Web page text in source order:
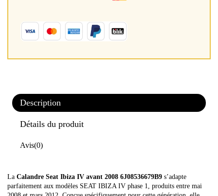
Description
Détails du produit
Avis(0)
La Calandre Seat Ibiza IV avant 2008 6J08536679B9 s’adapte
parfaitement aux modèles SEAT IBIZA IV phase 1, produits entre mai